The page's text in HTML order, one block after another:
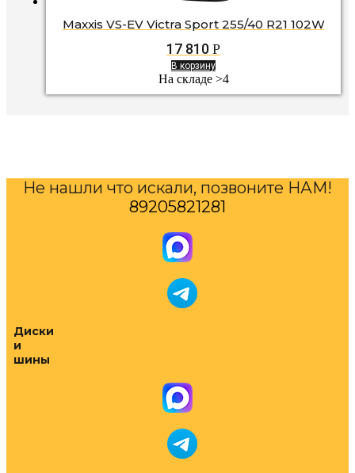
Maxxis VS-EV Victra Sport 255/40 R21 102W
17 810 Р
В корзину
На складе >4
Не нашли что искали, позвоните НАМ!
89205821281
Диски
и
шины